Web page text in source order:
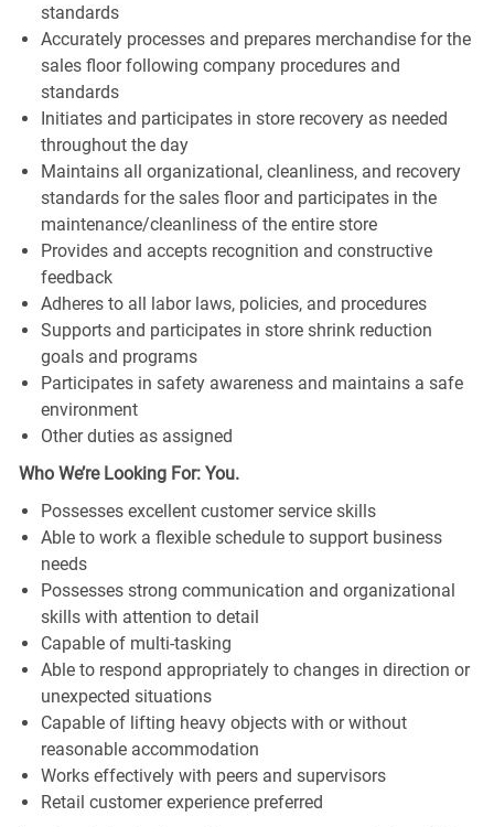
standards
Accurately processes and prepares merchandise for the
sales floor following company procedures and
standards
Initiates and participates in store recovery as needed
throughout the day
Maintains all organizational, cleanliness, and recovery
standards for the sales floor and participates in the
maintenance/cleanliness of the entire store
Provides and accepts recognition and constructive
feedback
Adheres to all labor laws, policies, and procedures
Supports and participates in store shrink reduction
goals and programs
Participates in safety awareness and maintains a safe
environment
Other duties as assigned
Who We’re Looking For: You.
Possesses excellent customer service skills
Able to work a flexible schedule to support business
needs
Possesses strong communication and organizational
skills with attention to detail
Capable of multi-tasking
Able to respond appropriately to changes in direction or
unexpected situations
Capable of lifting heavy objects with or without
reasonable accommodation
Works effectively with peers and supervisors
Retail customer experience preferred